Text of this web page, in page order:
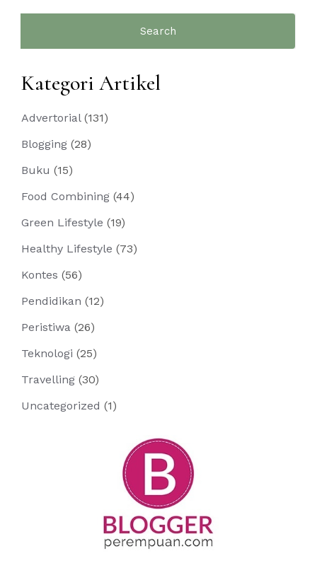
Kategori Artikel
Advertorial (131)
Blogging (28)
Buku (15)
Food Combining (44)
Green Lifestyle (19)
Healthy Lifestyle (73)
Kontes (56)
Pendidikan (12)
Peristiwa (26)
Teknologi (25)
Travelling (30)
Uncategorized (1)